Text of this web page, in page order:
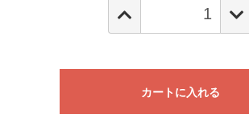
カートに入れる